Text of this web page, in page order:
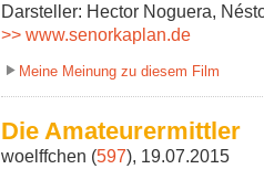
Darsteller: Hector Noguera,
>> www.senorkaplan.de
Meine Meinung zu diesem Film
Die Amateurermittler
woelffchen (597), 19.07.2015